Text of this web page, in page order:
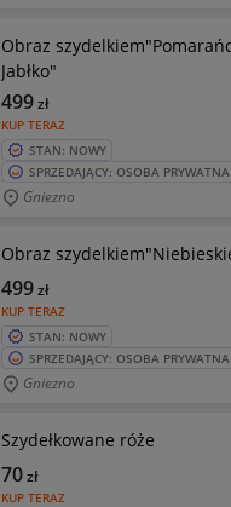
Obraz
Jabłko"
KUP TERAZ
499zł
STAN: NOWY
SPRZEDAJĄCY: OSOBA PRYWATNA
Gniezno
Obraz
KUP TERAZ
499zł
STAN: NOWY
SPRZEDAJĄCY: OSOBA PRYWATNA
Gniezno
Szydełkowane róże
KUP TERAZ
70zł